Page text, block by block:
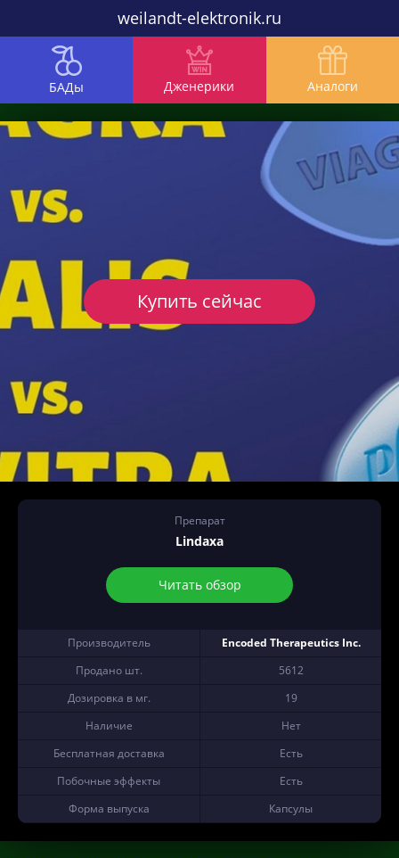
weilandt-elektronik.ru
БАДы Дженерики Аналоги
Препарат
Lindaxa
Читать обзор
Производитель
Encoded Therapeutics Inc.
Продано шт.
5612
Дозировка в мг.
19
Наличие
Нет
Бесплатная доставка
Есть
Побочные эффекты
Есть
Форма выпуска
Капсулы
Купить сейчас